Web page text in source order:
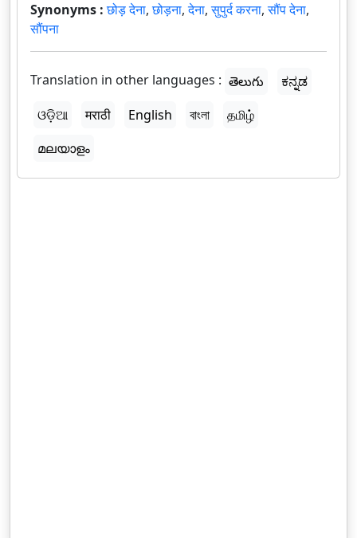
Synonyms :छोड़ देना,छोड़ना,देना,सुपुर्द करना,सौंप देना,
सौंपना
Translation in other languages : తెలుగు
ಕನ್ನಡ
ଓଡ଼ିଆ
मराठी English বাংলা
தமிழ்
മലയാളം